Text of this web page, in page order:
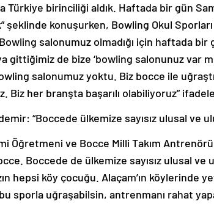
Türkiye birinciliği aldık. Haftada bir gün
şeklinde konuşurken, Bowling Okul Sporları
salonumuz olmadığı için haftada
gittiğimiz de bize ‘bowling salonunuz var
salonumuz yoktu. Biz bocce ile
Biz her branşta başarılı olabiliyoruz”
“Boccede ülkemize sayısız ulusal ve
Öğretmeni ve Bocce Milli Takım Antrenörü
Boccede de ülkemize sayısız ulusal
hepsi köy çocuğu. Alaçam’ın
sporla uğraşabilsin, antrenmanı rahat